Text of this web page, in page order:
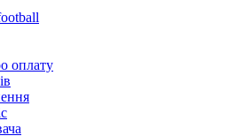
оплату